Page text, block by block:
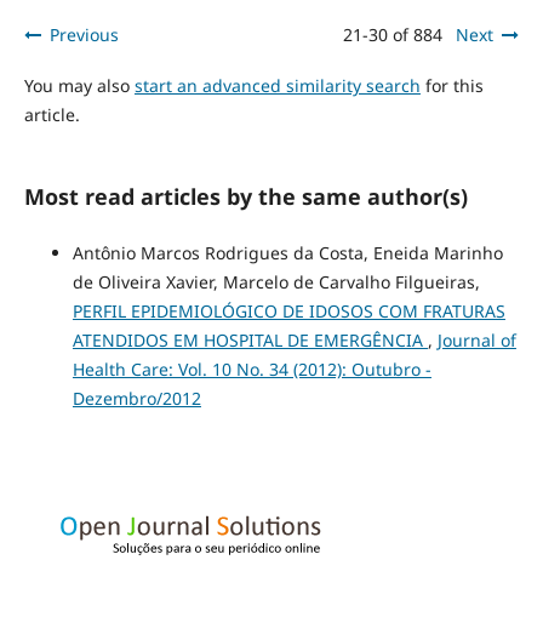
Previous 21-30 of 884 Next
You may also start an advanced similarity search for this
article.
Most read articles by the same author(s)
Antônio Marcos Rodrigues da Costa, Eneida Marinho
de Oliveira Xavier, Marcelo de Carvalho Filgueiras,
PERFIL EPIDEMIOLÓGICO DE IDOSOS COM FRATURAS
ATENDIDOS EM HOSPITAL DE EMERGÊNCIA , Journal of
Health Care: Vol. 10 No. 34 (2012): Outubro -
Dezembro/2012